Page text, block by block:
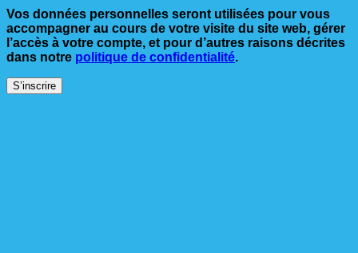
Vos données personnelles seront utilisées pour vous
accompagner au cours de votre visite du site web, gérer
l’accès à votre compte, et pour d’autres raisons décrites
dans notre politique de confidentialité.
S’inscrire